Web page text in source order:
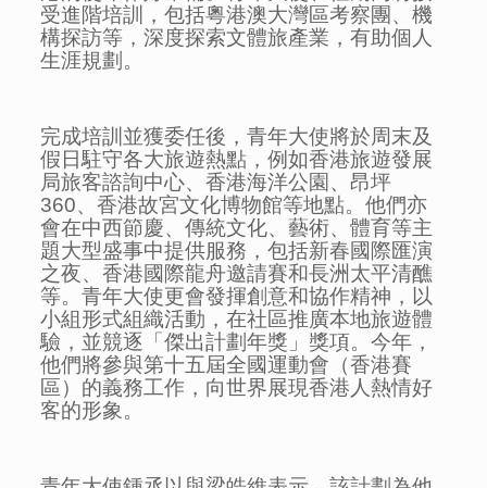
受進階培訓，包括粵港澳大灣區考察團、機
構探訪等，深度探索文體旅產業，有助個人
生涯規劃。
完成培訓並獲委任後，青年大使將於周末及
假日駐守各大旅遊熱點，例如香港旅遊發展
局旅客諮詢中心、香港海洋公園、昂坪
360、香港故宮文化博物館等地點。他們亦
會在中西節慶、傳統文化、藝術、體育等主
題大型盛事中提供服務，包括新春國際匯演
之夜、香港國際龍舟邀請賽和長洲太平清醮
等。青年大使更會發揮創意和協作精神，以
小組形式組織活動，在社區推廣本地旅遊體
驗，並競逐「傑出計劃年獎」獎項。今年，
他們將參與第十五屆全國運動會（香港賽
區）的義務工作，向世界展現香港人熱情好
客的形象。